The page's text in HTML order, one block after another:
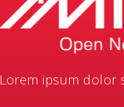
Lorem ipsum dolor